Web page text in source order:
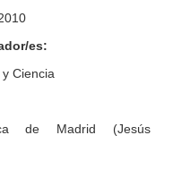
es:
Ciencia
de Madrid (Jesús